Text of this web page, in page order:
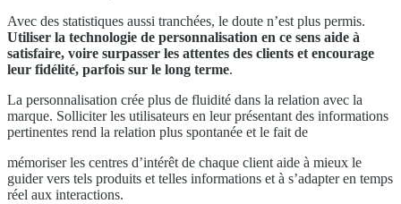
Avec des statistiques aussi tranchées, le doute n’est plus permis.
Utiliser la technologie de personnalisation en ce sens aide à
satisfaire, voire surpasser les attentes des clients et encourage
leur fidélité, parfois sur le long terme.
La personnalisation crée plus de fluidité dans la relation avec la
marque. Solliciter les utilisateurs en leur présentant des informations
pertinentes rend la relation plus spontanée et le fait de
mémoriser les centres d’intérêt de chaque client aide à mieux le
guider vers tels produits et telles informations et à s’adapter en temps
réel aux interactions.